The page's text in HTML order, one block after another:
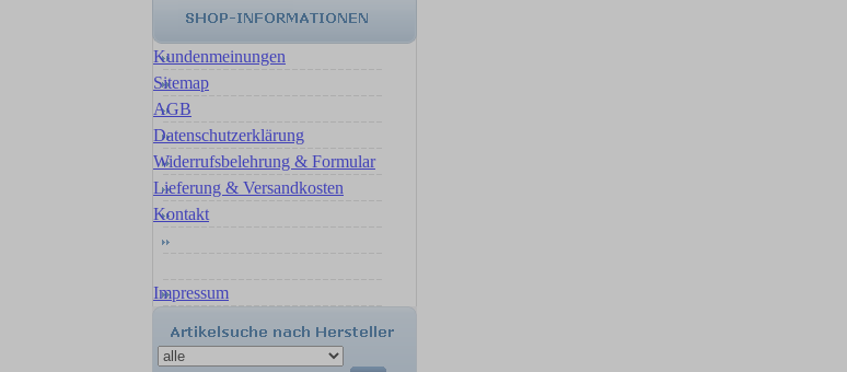
Kundenmeinungen
Sitemap
AGB
Datenschutzerklärung
Widerrufsbelehrung & Formular
Lieferung & Versandkosten
Kontakt
Impressum